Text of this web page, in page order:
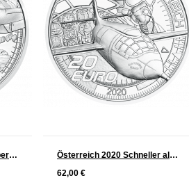
Österreich 2020 Reisen über den Wolken - Serie Dem Himmel entgegen Silber 20 €
Österreich 2020 Schneller als der Schall - Serie Dem Himmel entgegen Silber 20 €
62,00 €